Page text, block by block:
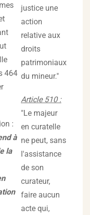
464
:
à
la
justice une
action
relative aux
droits
patrimoniaux
du mineur."
Article 510 :
"Le majeur
en curatelle
ne peut, sans
l'assistance
de son
curateur,
faire aucun
acte qui,